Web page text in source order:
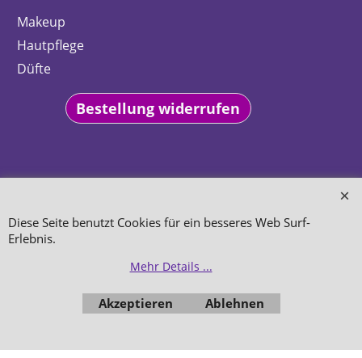
Makeup
Hautpflege
Düfte
Bestellung widerrufen
ShopFactory Shop
Software.
Diese Seite benutzt Cookies für ein besseres Web Surf-
Erlebnis.
Mehr Details ...
Akzeptieren Ablehnen